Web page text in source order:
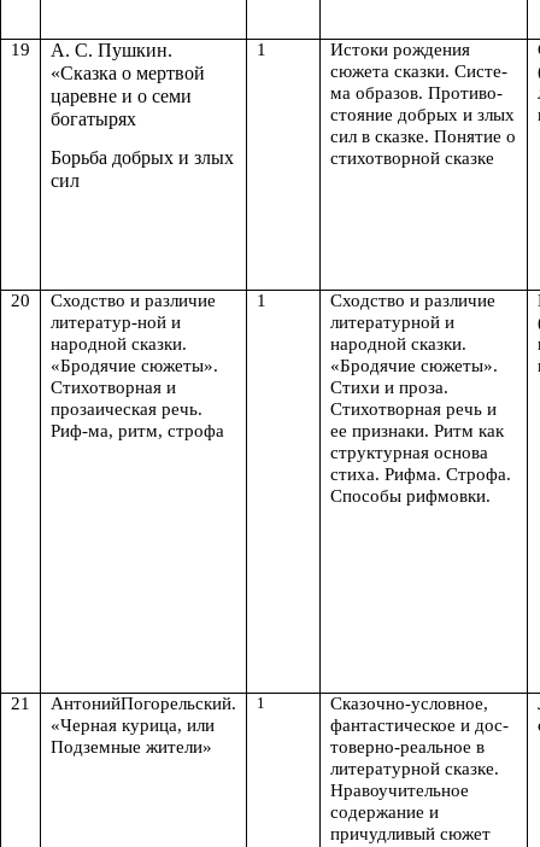
19
А. С. Пушкин.
«Сказка о мертвой
царевне и о семи
богатырях
Борьба добрых и злых
сил
1
Истоки рождения
сюжета сказки. Систе-
ма образов. Противо-
стояние добрых и злых
сил в сказке. Понятие о
стихотворной сказке
20
Сходство и различие
литератур-ной и
народной сказки.
«Бродячие сюжеты».
Стихотворная и
прозаическая речь.
Риф-ма, ритм, строфа
1
Сходство и различие
литературной и
народной сказки.
«Бродячие сюжеты».
Стихи и проза.
Стихотворная речь и
ее признаки. Ритм как
структурная основа
стиха. Рифма. Строфа.
Способы рифмовки.
21
АнтонийПогорельский.
«Черная курица, или
Подземные жители»
1
Сказочно-условное,
фантастическое и дос-
товерно-реальное в
литературной сказке.
Нравоучительное
содержание и
причудливый сюжет